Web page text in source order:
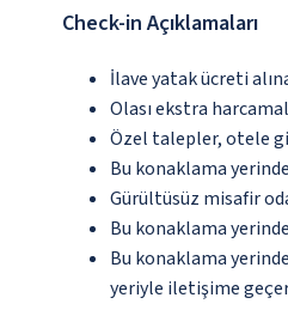
Check-in Açıklamaları
İlave yatak ücreti
Olası ekstra
Özel talepler, otele
Bu konaklama
Gürültüsüz misafir
Bu konaklama
Bu konaklama
yeriyle iletişime